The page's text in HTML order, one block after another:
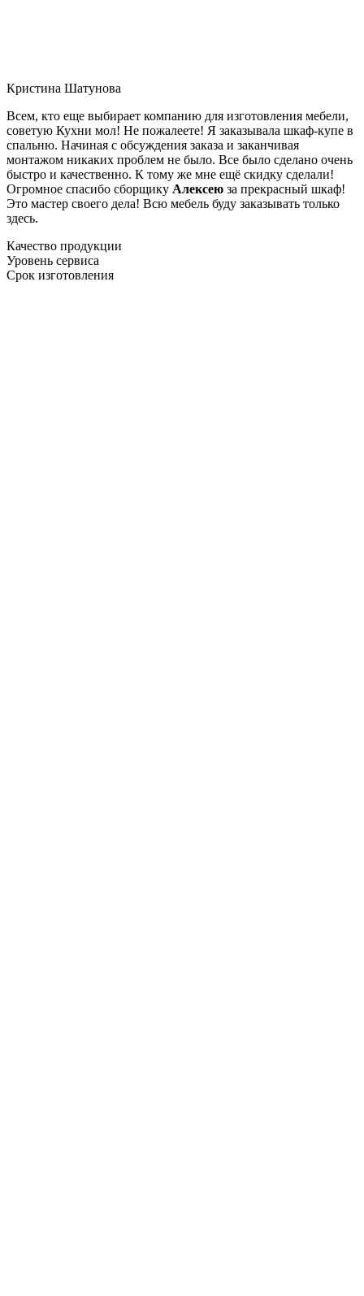
Кристина Шатунова
Всем, кто еще выбирает компанию для изготовления мебели,
советую Кухни мол! Не пожалеете! Я заказывала шкаф-купе в
спальню. Начиная с обсуждения заказа и заканчивая
монтажом никаких проблем не было. Все было сделано очень
быстро и качественно. К тому же мне ещё скидку сделали!
Огромное спасибо сборщику Алексею за прекрасный шкаф!
Это мастер своего дела! Всю мебель буду заказывать только
здесь.
Качество продукции
Уровень сервиса
Срок изготовления